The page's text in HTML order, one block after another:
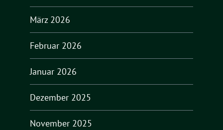
März 2026
Februar 2026
Januar 2026
Dezember 2025
November 2025